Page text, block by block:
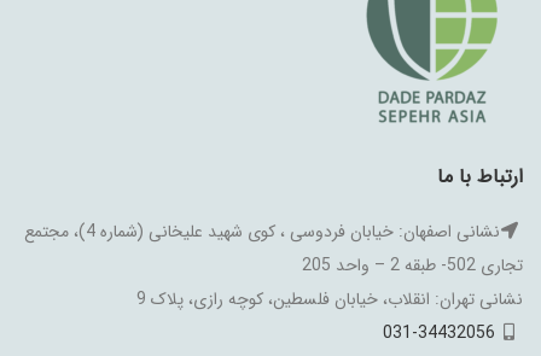
ارتباط با ما
نشانی اصفهان: خیابان فردوسی ، کوی شهید علیخانی (شماره 4)، مجتمع
تجاری 502- طبقه 2 – واحد 205
نشانی تهران: انقلاب، خیابان فلسطین، کوچه رازی، پلاک 9
031-34432056